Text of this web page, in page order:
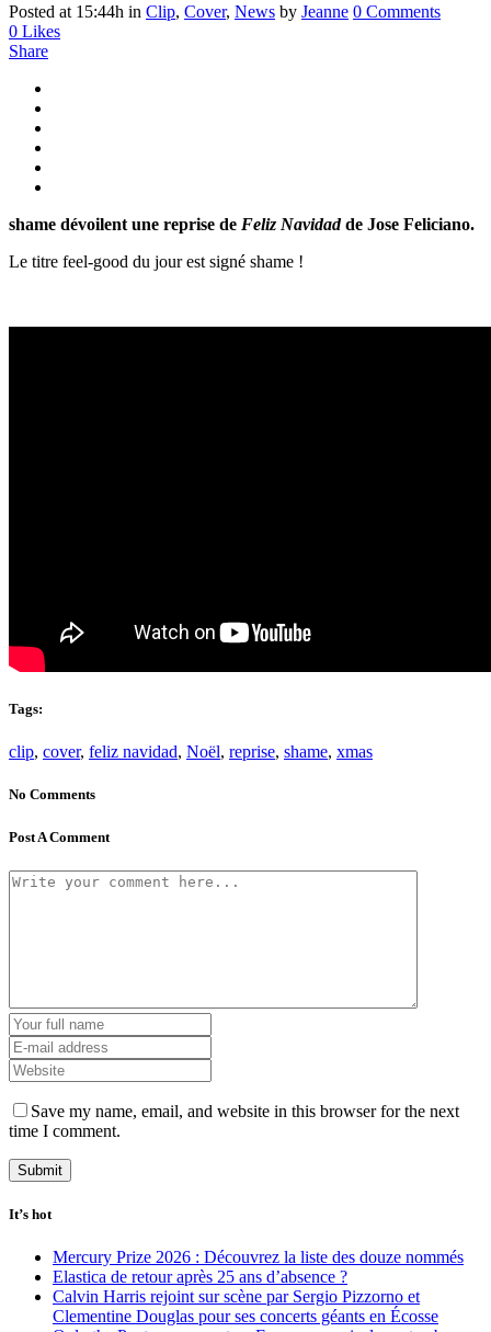
Posted at 15:44h in Clip, Cover, News by Jeanne 0 Comments
0 Likes
Share
shame dévoilent une reprise de Feliz Navidadde Jose Feliciano.
Le titre feel-good du jour est signé shame !
Tags:
clip, cover, feliz navidad, Noël, reprise, shame, xmas
No Comments
Post A Comment
Save my name, email, and website in this browser for the next
time I comment.
It’s hot
Mercury Prize 2026 : Découvrez la liste des douze nommés
Elastica de retour après 25 ans d’absence ?
Calvin Harris rejoint sur scène par Sergio Pizzorno et
Clementine Douglas pour ses concerts géants en Écosse